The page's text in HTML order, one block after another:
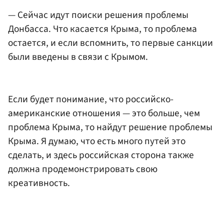
— Сейчас идут поиски решения проблемы
Донбасса. Что касается Крыма, то проблема
остается, и если вспомнить, то первые санкции
были введены в связи с Крымом.
Если будет понимание, что российско-
американские отношения — это больше, чем
проблема Крыма, то найдут решение проблемы
Крыма. Я думаю, что есть много путей это
сделать, и здесь российская сторона также
должна продемонстрировать свою
креативность.